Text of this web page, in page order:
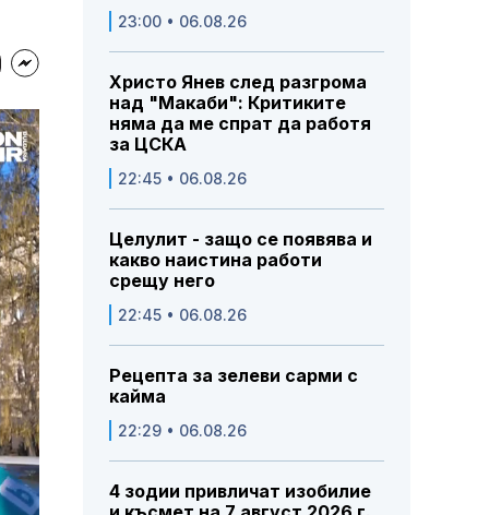
23:00 • 06.08.26
Христо Янев след разгрома
над "Макаби": Критиките
няма да ме спрат да работя
за ЦСКА
22:45 • 06.08.26
Целулит - защо се появява и
какво наистина работи
срещу него
22:45 • 06.08.26
Рецепта за зелеви сарми с
кайма
22:29 • 06.08.26
4 зодии привличат изобилие